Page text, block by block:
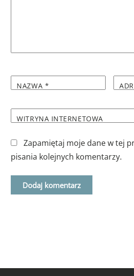
NAZWA *
WITRYNA INTERNETOWA
Zapamiętaj moje dane w tej
pisania kolejnych komentarzy.